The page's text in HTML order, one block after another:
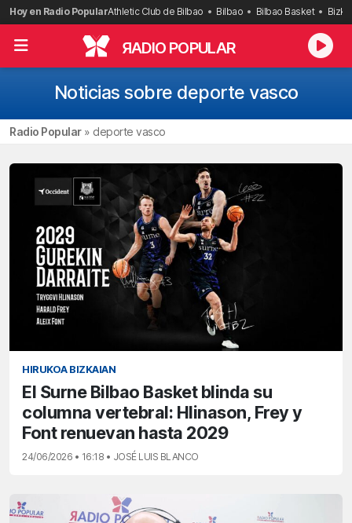
Saltar
al
contenido
Hoy en Radio PopularAthletic Club de Bilbao Bilbao Bilbao Basket
RADIO POPULAR
Noticias sobre deporte vasco
Radio Popular» deporte vasco
HIRUKOA BIZKAIAN
El Surne Bilbao Basket blinda su
columna vertebral: Hlinason, Frey y
Font renuevan hasta 2029
24/06/2026 • 16:18 • JOSÉ LUIS BLANCO